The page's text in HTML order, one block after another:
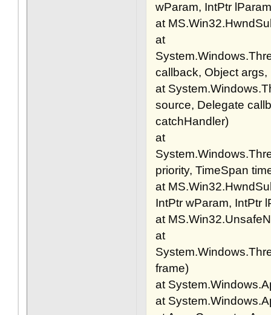
wParam, IntPtr
at
at
callback, Object
at
source, Delegate
catchHandler)
at
priority, TimeSpan
at
IntPtr wParam, IntPtr
at
at
frame)
at
at